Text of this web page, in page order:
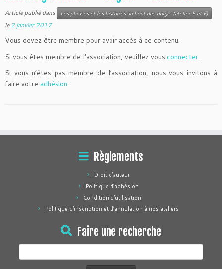
Article publié dans Les phrases et les histoires au bout des doigts (atelier E et F)
le2 janvier 2017
Vous devez être membre pour avoir accès à ce contenu.
Si vous êtes membre de l’association, veuillez vous connecter.
Si vous n’êtes pas membre de l’association, nous vous invitons à
faire votre adhésion.
Règlements
Droit d’auteur
Politique d’adhésion
Condition d’utilisation
Politique d’inscription et d’annulation à nos ateliers
Faire une recherche